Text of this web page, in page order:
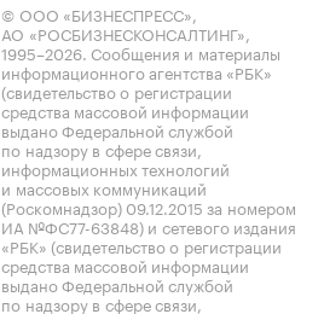
© ООО «БИЗНЕСПРЕСС»,
АО «РОСБИЗНЕСКОНСАЛТИНГ»,
1995–2026. Сообщения и материалы
информационного агентства «РБК»
(свидетельство о регистрации
средства массовой информации
выдано Федеральной службой
по надзору в сфере связи,
информационных технологий
и массовых коммуникаций
(Роскомнадзор) 09.12.2015 за номером
ИА №ФС77-63848) и сетевого издания
«РБК» (свидетельство о регистрации
средства массовой информации
выдано Федеральной службой
по надзору в сфере связи,